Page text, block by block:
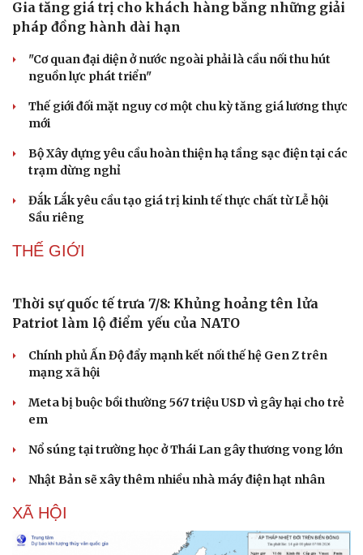
Doanh nghiệp
Thông tin doanh nghiệp
Doanh nghiệp 24h
Doanh nhân
Công nghệ
Tin Công nghệ
Gia tăng giá trị cho khách hàng bằng những giải
pháp đồng hành dài hạn
"Cơ quan đại diện ở nước ngoài phải là cầu nối thu hút
nguồn lực phát triển"
Thế giới đối mặt nguy cơ một chu kỳ tăng giá lương thực
mới
Bộ Xây dựng yêu cầu hoàn thiện hạ tầng sạc điện tại các
trạm dừng nghỉ
Đắk Lắk yêu cầu tạo giá trị kinh tế thực chất từ Lễ hội
Sầu riêng
THẾ GIỚI
Thời sự quốc tế trưa 7/8: Khủng hoảng tên lửa
Chính phủ Ấn Độ đẩy mạnh kết nối thế hệ Gen Z trên
mạng xã hội